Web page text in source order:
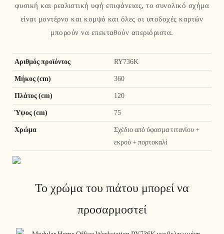
φυσική και ρεαλιστική υφή επιφάνειας, το συνολικό σχήμα
είναι μοντέρνο και κομψό και όλες οι υποδοχές καρτών
μπορούν να επεκταθούν απεριόριστα.
Αριθμός προϊόντος RY736K
Μήκος (cm) 360
Πλάτος (cm) 120
Ύψος (cm) 75
Χρώμα
Σχέδιο από ύφασμα τιτανίου +
εκρού + πορτοκαλί
Το χρώμα του πιάτου μπορεί να
προσαρμοστεί